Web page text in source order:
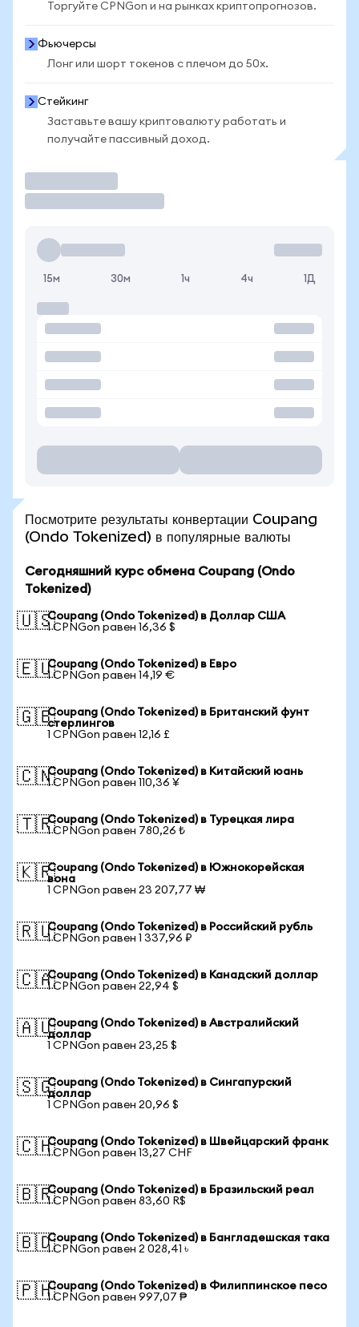
Торгуйте CPNGon и на рынках криптопрогнозов.
Фьючерсы
Лонг или шорт токенов с плечом до 50x.
Стейкинг
Заставьте вашу криптовалюту работать и
получайте пассивный доход.
15м 30м 1ч 4ч 1Д
Посмотрите результаты конвертации Coupang
(Ondo Tokenized) в популярные валюты
Сегодняшний курс обмена Coupang (Ondo
Tokenized)
🇺🇸Coupang (Ondo Tokenized) в Доллар США
1 CPNGon равен 16,36 $
🇪🇺Coupang (Ondo Tokenized) в Евро
1 CPNGon равен 14,19 €
🇬🇧Coupang (Ondo Tokenized) в Британский фунт
стерлингов
1 CPNGon равен 12,16 £
🇨🇳Coupang (Ondo Tokenized) в Китайский юань
1 CPNGon равен 110,36 ¥
🇹🇷Coupang (Ondo Tokenized) в Турецкая лира
1 CPNGon равен 780,26 ₺
🇰🇷Coupang (Ondo Tokenized) в Южнокорейская
вона
1 CPNGon равен 23 207,77 ₩
🇷🇺Coupang (Ondo Tokenized) в Российский рубль
1 CPNGon равен 1 337,96 ₽
🇨🇦Coupang (Ondo Tokenized) в Канадский доллар
1 CPNGon равен 22,94 $
🇦🇺Coupang (Ondo Tokenized) в Австралийский
доллар
1 CPNGon равен 23,25 $
🇸🇬Coupang (Ondo Tokenized) в Сингапурский
доллар
1 CPNGon равен 20,96 $
🇨🇭Coupang (Ondo Tokenized) в Швейцарский франк
1 CPNGon равен 13,27 CHF
🇧🇷Coupang (Ondo Tokenized) в Бразильский реал
1 CPNGon равен 83,60 R$
🇧🇩Coupang (Ondo Tokenized) в Бангладешская така
1 CPNGon равен 2 028,41 ৳
🇵🇭Coupang (Ondo Tokenized) в Филиппинское песо
1 CPNGon равен 997,07 ₱